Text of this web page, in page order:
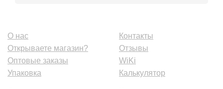
О нас
Открываете магазин?
Оптовые заказы
Упаковка
Контакты
Отзывы
WiKi
Калькулятор